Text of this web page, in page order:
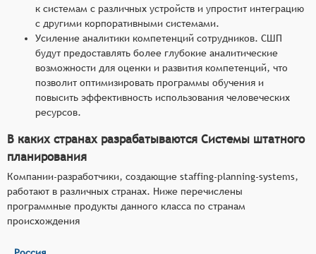
к системам с различных устройств и упростит интеграцию
с другими корпоративными системами.
Усиление аналитики компетенций сотрудников. СШП
будут предоставлять более глубокие аналитические
возможности для оценки и развития компетенций, что
позволит оптимизировать программы обучения и
повысить эффективность использования человеческих
ресурсов.
В каких странах разрабатываются Системы штатного
планирования
Компании-разработчики, создающие staffing-planning-systems,
работают в различных странах. Ниже перечислены
программные продукты данного класса по странам
происхождения